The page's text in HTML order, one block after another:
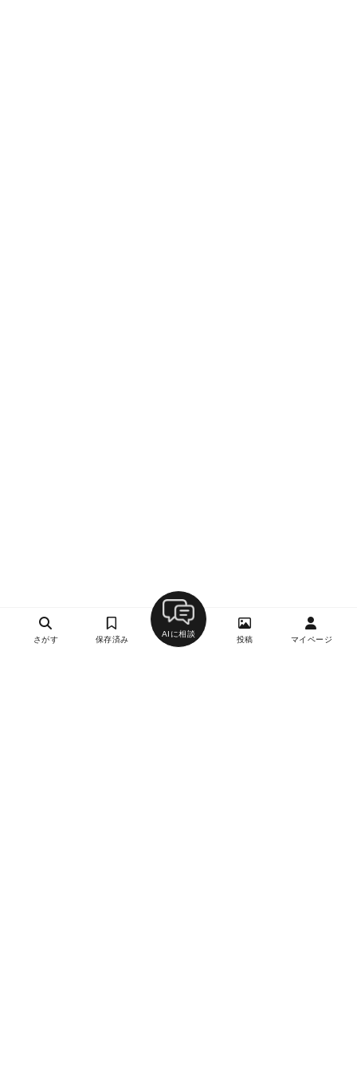
さがす 保存済み
AIに相談
投稿 マイページ